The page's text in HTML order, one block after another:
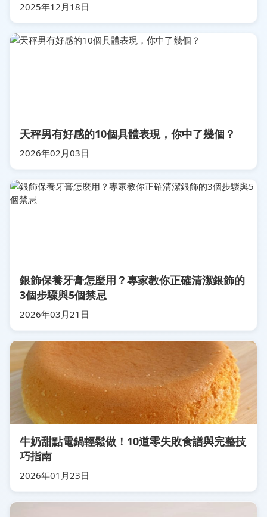
2025年12月18日
天秤男有好感的10個具體表現，你中了幾個？
2026年02月03日
銀飾保養牙膏怎麼用？專家教你正確清潔銀飾的
3個步驟與5個禁忌
2026年03月21日
牛奶甜點電鍋輕鬆做！10道零失敗食譜與完整技
巧指南
2026年01月23日